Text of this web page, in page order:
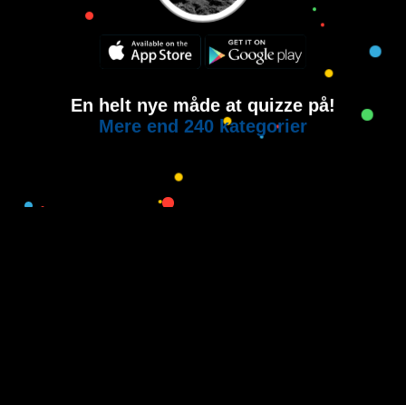
En helt nye måde at quizze på!
Mere end 240 kategorier